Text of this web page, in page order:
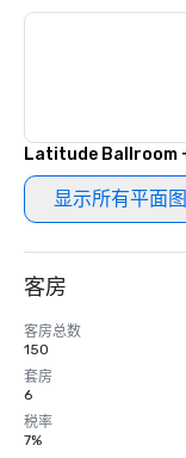
Latitude Ballroom
显示所有平面图
客房
客房总数
150
套房
6
税率
7%